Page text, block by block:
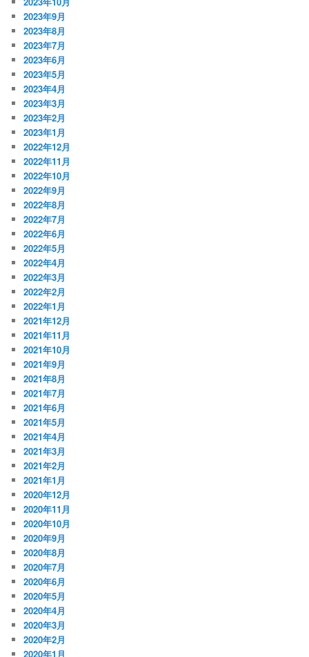
2023年9月
2023年8月
2023年7月
2023年6月
2023年5月
2023年4月
2023年3月
2023年2月
2023年1月
2022年12月
2022年11月
2022年10月
2022年9月
2022年8月
2022年7月
2022年6月
2022年5月
2022年4月
2022年3月
2022年2月
2022年1月
2021年12月
2021年11月
2021年10月
2021年9月
2021年8月
2021年7月
2021年6月
2021年5月
2021年4月
2021年3月
2021年2月
2021年1月
2020年12月
2020年11月
2020年10月
2020年9月
2020年8月
2020年7月
2020年6月
2020年5月
2020年4月
2020年3月
2020年2月
2020年1月